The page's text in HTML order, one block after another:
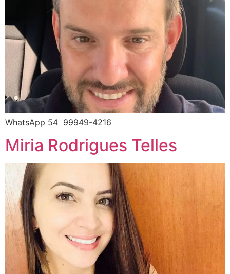
WhatsApp 54 99949-4216
Miria Rodrigues Telles